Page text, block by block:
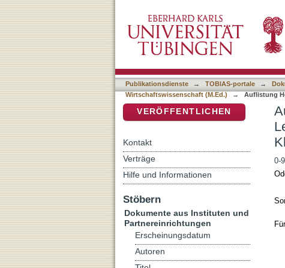
(M.Ed.) nach DDC-
Publikationsdienste → TOBIAS-portale →
Wirtschaftswissenschaft (M.Ed.)
→ Auflistung
0-9
VERÖFFENTLICHEN
Kontakt
Verträge
Hilfe und Informationen
Stöbern
Dokumente aus Instituten und
Partnereinrichtungen
Erscheinungsdatum
Autoren